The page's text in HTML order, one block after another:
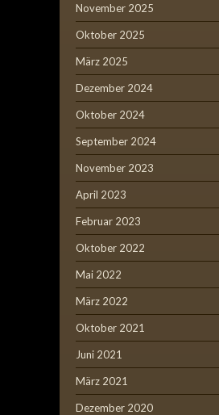
November 2025
Oktober 2025
März 2025
Dezember 2024
Oktober 2024
September 2024
November 2023
April 2023
Februar 2023
Oktober 2022
Mai 2022
März 2022
Oktober 2021
Juni 2021
März 2021
Dezember 2020